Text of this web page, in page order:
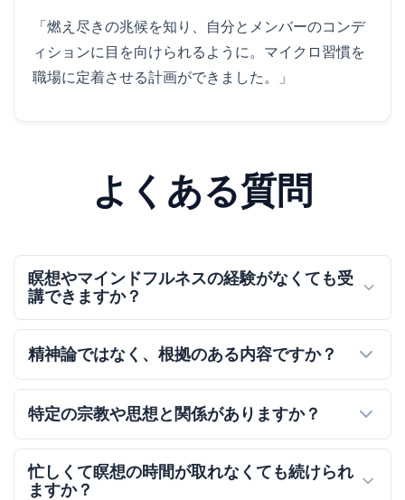
「燃え尽きの兆候を知り、自分とメンバーのコンデ
ィションに目を向けられるように。マイクロ習慣を
職場に定着させる計画ができました。」
よくある質問
瞑想やマインドフルネスの経験がなくても受
講できますか？
精神論ではなく、根拠のある内容ですか？
特定の宗教や思想と関係がありますか？
忙しくて瞑想の時間が取れなくても続けられ
ますか？